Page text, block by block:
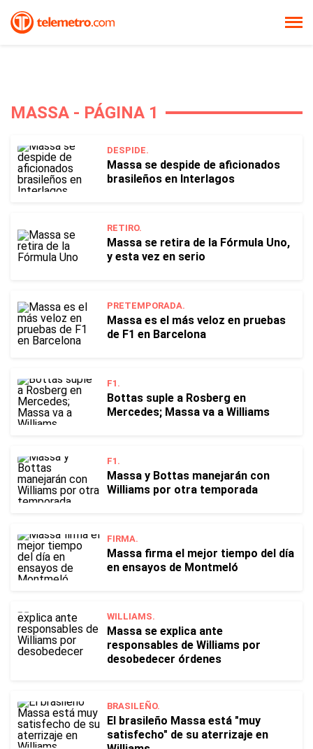
MASSA - PÁGINA 1
DESPIDE.
Massa se despide de aficionados
brasileños en Interlagos
RETIRO.
Massa se retira de la Fórmula Uno,
y esta vez en serio
PRETEMPORADA.
Massa es el más veloz en pruebas
de F1 en Barcelona
F1.
Bottas suple a Rosberg en
Mercedes; Massa va a Williams
F1.
Massa y Bottas manejarán con
Williams por otra temporada
FIRMA.
Massa firma el mejor tiempo del día
en ensayos de Montmeló
WILLIAMS.
Massa se explica ante
responsables de Williams por
desobedecer órdenes
BRASILEÑO.
El brasileño Massa está "muy
satisfecho" de su aterrizaje en